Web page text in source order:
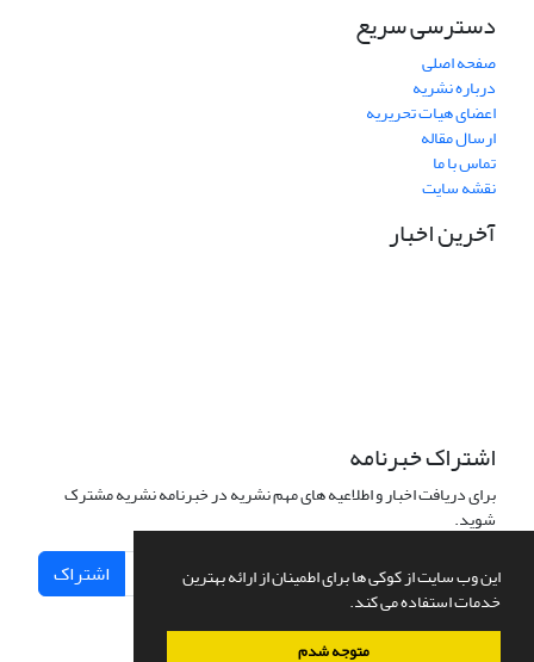
این وب سایت از کوکی ها برای اطمینان از ارائه بهترین
خدمات استفاده می کند.
متوجه شدم
دسترسی سریع
صفحه اصلی
درباره نشریه
اعضای هیات تحریریه
ارسال مقاله
تماس با ما
نقشه سایت
آخرین اخبار
اشتراک خبرنامه
برای دریافت اخبار و اطلاعیه های مهم نشریه در خبرنامه نشریه مشترک
شوید.
اشتراک